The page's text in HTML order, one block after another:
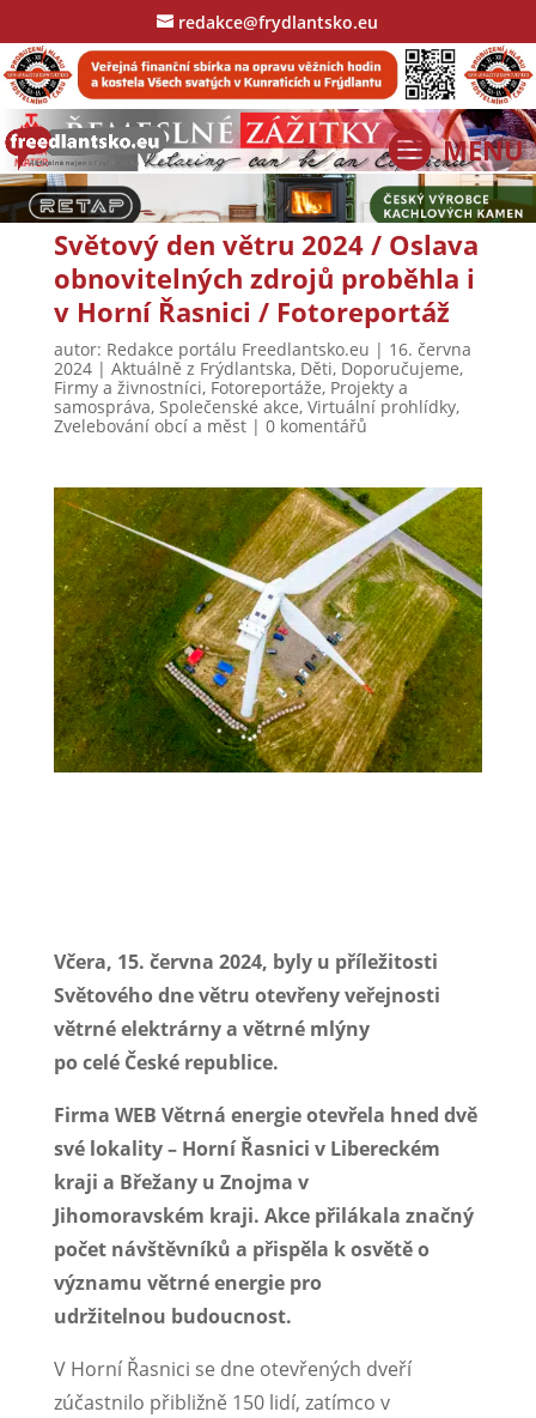
redakce@frydlantsko.eu
Světový den větru 2024 / Oslava
obnovitelných zdrojů proběhla i
v Horní Řasnici / Fotoreportáž
autor: Redakce portálu Freedlantsko.eu | 16. června
2024| Aktuálně z Frýdlantska, Děti, Doporučujeme,
Firmy a živnostníci, Fotoreportáže, Projekty a
samospráva, Společenské akce, Virtuální prohlídky,
Zvelebování obcí a měst| 0 komentářů
Včera, 15. června 2024, byly u příležitosti
Světového dne větru otevřeny veřejnosti
větrné elektrárny a větrné mlýny
po celé České republice.
Firma WEB Větrná energie otevřela hned dvě
své lokality – Horní Řasnici v Libereckém
kraji a Břežany u Znojma v
Jihomoravském kraji. Akce přilákala značný
počet návštěvníků a přispěla k osvětě o
významu větrné energie pro
udržitelnou budoucnost.
V Horní Řasnici se dne otevřených dveří
zúčastnilo přibližně 150 lidí, zatímco v